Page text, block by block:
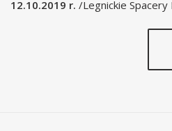
12.10.2019 r. /Legnickie